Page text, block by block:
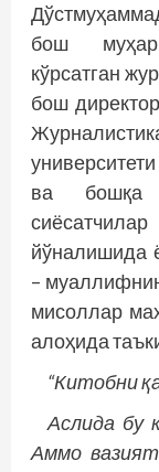
бош
кўрсатган
бош
ва бошқа
йўналишида
–
мисоллар
алоҳида
“Китобни
Аслида бу
Аммо